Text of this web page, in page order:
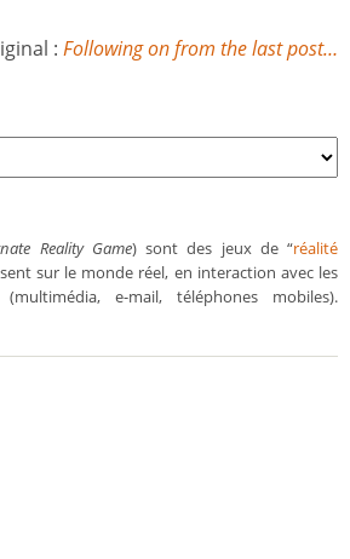
: Following on from the last post…
Reality Game) sont des jeux de “réalité
sur le monde réel, en interaction avec les
(multimédia, e-mail, téléphones mobiles).